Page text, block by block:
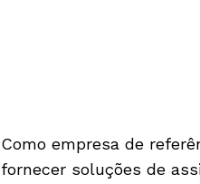
Como empresa de
fornecer soluções de